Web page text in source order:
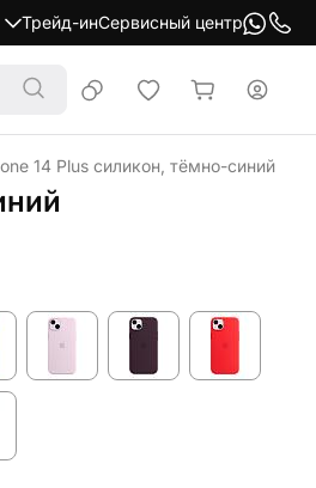
Трейд-инСервисный центр
14 Plus силикон, тёмно-синий